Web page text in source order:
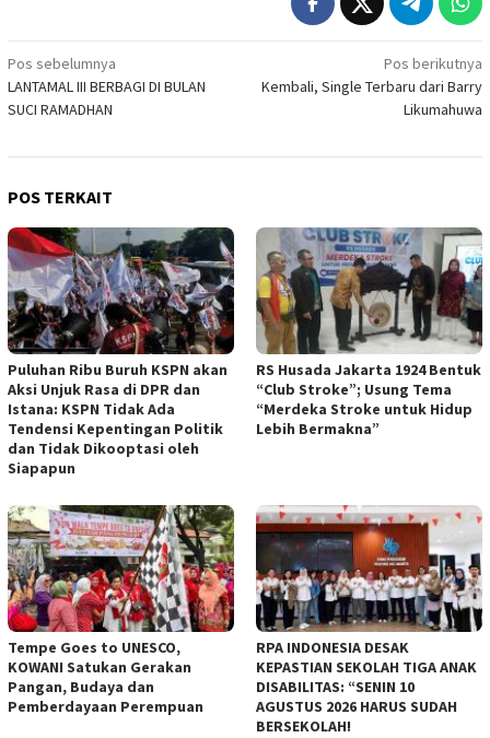
Navigasi
pos
Pos sebelumnya
LANTAMAL III BERBAGI DI BULAN
SUCI RAMADHAN
Pos berikutnya
Kembali, Single Terbaru dari Barry
Likumahuwa
POS TERKAIT
Puluhan Ribu Buruh KSPN akan
Aksi Unjuk Rasa di DPR dan
Istana: KSPN Tidak Ada
Tendensi Kepentingan Politik
dan Tidak Dikooptasi oleh
Siapapun
RS Husada Jakarta 1924 Bentuk
“Club Stroke”; Usung Tema
“Merdeka Stroke untuk Hidup
Lebih Bermakna”
Tempe Goes to UNESCO,
KOWANI Satukan Gerakan
Pangan, Budaya dan
Pemberdayaan Perempuan
RPA INDONESIA DESAK
KEPASTIAN SEKOLAH TIGA ANAK
DISABILITAS: “SENIN 10
AGUSTUS 2026 HARUS SUDAH
BERSEKOLAH!